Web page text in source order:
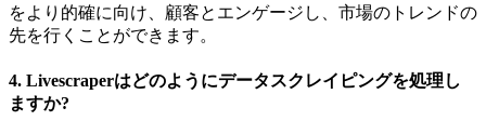
をより的確に向け、顧客とエンゲージし、市場のトレンドの
先を行くことができます。
4. Livescraperはどのようにデータスクレイピングを処理し
ますか?